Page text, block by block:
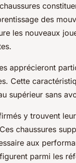
des
les nouveaux
apprécieront
Cette
supérieur sans
y trouvent
chaussures
aux
parmi les